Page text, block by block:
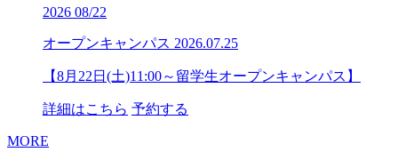
2026 08/22
オープンキャンパス 2026.07.25
【8月22日(土)11:00～留学生オープンキャンパス】
詳細はこちら 予約する
MORE